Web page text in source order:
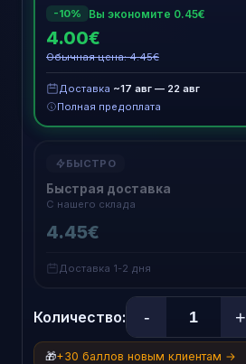
-10%
Вы экономите 0.45€
4.00€
Обычная цена: 4.45€
Доставка ~17 авг — 22 авг
Полная предоплата
БЫСТРО
Быстрая доставка
С нашего склада
4.45€
Доставка 1-2 дня
Количество: - +
🎁+30 баллов новым клиентам →